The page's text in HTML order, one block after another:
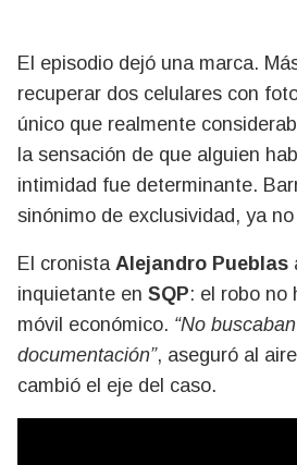
El episodio dejó una marca.
recuperar dos celulares con
único que realmente
la sensación de que alguien
intimidad fue determinante.
sinónimo de exclusividad, ya
El cronista Alejandro Pueblas
inquietante en SQP: el robo no
móvil económico. “No
documentación”, aseguró al
cambió el eje del caso.